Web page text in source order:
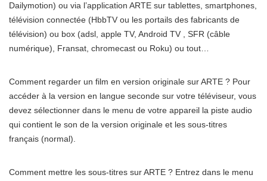
Dailymotion) ou via l’application ARTE sur tablettes, smartphones,
télévision connectée (HbbTV ou les portails des fabricants de
télévision) ou box (adsl, apple TV, Android TV , SFR (câble
numérique), Fransat, chromecast ou Roku) ou tout…
Comment regarder un film en version originale sur ARTE ? Pour
accéder à la version en langue seconde sur votre téléviseur, vous
devez sélectionner dans le menu de votre appareil la piste audio
qui contient le son de la version originale et les sous-titres
français (normal).
Comment mettre les sous-titres sur ARTE ? Entrez dans le menu